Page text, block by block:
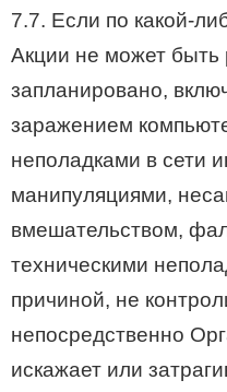
7.7. Если по какой-
Акции не может быть
запланировано,
заражением
неполадками в сети
манипуляциями,
вмешательством,
техническими
причиной, не
непосредственно
искажает или